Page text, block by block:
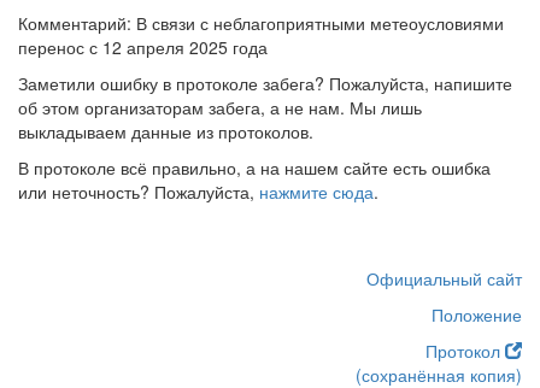
Комментарий: В связи с неблагоприятными метеоусловиями
перенос с 12 апреля 2025 года
Заметили ошибку в протоколе забега? Пожалуйста, напишите
об этом организаторам забега, а не нам. Мы лишь
выкладываем данные из протоколов.
В протоколе всё правильно, а на нашем сайте есть ошибка
или неточность? Пожалуйста, нажмите сюда.
Официальный сайт
Положение
Протокол
(сохранённая копия)